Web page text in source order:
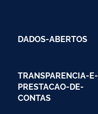
DADOS-ABERTOS
TRANSPARENCIA-E-
PRESTACAO-DE-
CONTAS